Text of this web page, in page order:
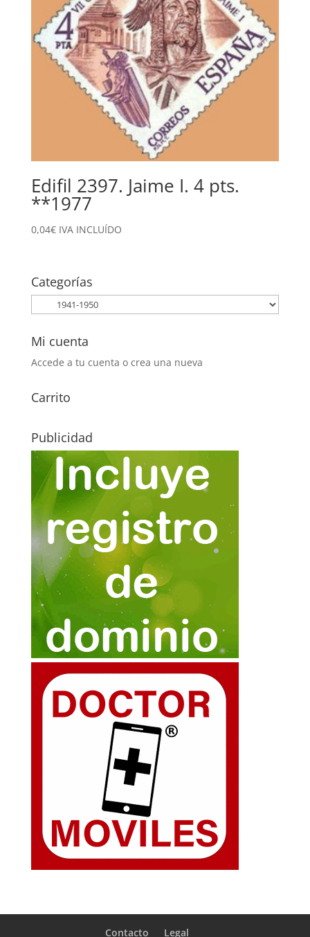
Edifil 2397. Jaime I. 4 pts.
**1977
0,04€ IVA INCLUÍDO
Categorías
Mi cuenta
Accede a tu cuenta o crea una nueva
Carrito
Publicidad
Contacto Legal